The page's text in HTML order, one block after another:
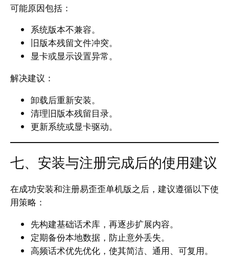
可能原因包括：
系统版本不兼容。
旧版本残留文件冲突。
显卡或显示设置异常。
解决建议：
卸载后重新安装。
清理旧版本残留目录。
更新系统或显卡驱动。
七、安装与注册完成后的使用建议
在成功安装和注册易歪歪单机版之后，建议遵循以下使
用策略：
先构建基础话术库，再逐步扩展内容。
定期备份本地数据，防止意外丢失。
高频话术优先优化，使其简洁、通用、可复用。